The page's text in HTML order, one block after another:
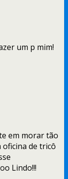
um p mim!
em morar tão
de tricô
Lindo!!!